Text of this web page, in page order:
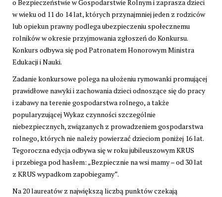
o Bezpieczeństwie w Gospodarstwie Rolnym i zaprasza dzieci
w wieku od 11 do 14 lat, których przynajmniej jeden z rodziców
lub opiekun prawny podlega ubezpieczeniu społecznemu
rolników w okresie przyjmowania zgłoszeń do Konkursu.
Konkurs odbywa się pod Patronatem Honorowym Ministra
Edukacji i Nauki.
Zadanie konkursowe polega na ułożeniu rymowanki promującej
prawidłowe nawyki i zachowania dzieci odnoszące się do pracy
i zabawy na terenie gospodarstwa rolnego, a także
popularyzującej Wykaz czynności szczególnie
niebezpiecznych, związanych z prowadzeniem gospodarstwa
rolnego, których nie należy powierzać dzieciom poniżej 16 lat.
Tegoroczna edycja odbywa się w roku jubileuszowym KRUS
i przebiega pod hasłem: „Bezpiecznie na wsi mamy – od 30 lat
z KRUS wypadkom zapobiegamy”.
Na 20 laureatów z największą liczbą punktów czekają